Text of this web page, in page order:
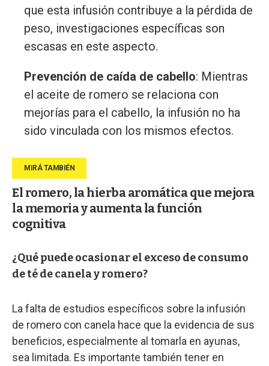
que esta infusión contribuye a la pérdida de
peso, investigaciones específicas son
escasas en este aspecto.
Prevención de caída de cabello: Mientras
el aceite de romero se relaciona con
mejorías para el cabello, la infusión no ha
sido vinculada con los mismos efectos.
El romero, la hierba aromática que mejora
la memoria y aumenta la función
cognitiva
¿Qué puede ocasionar el exceso de consumo
de té de canela y romero?
La falta de estudios específicos sobre la infusión
de romero con canela hace que la evidencia de sus
beneficios, especialmente al tomarla en ayunas,
sea limitada. Es importante también tener en